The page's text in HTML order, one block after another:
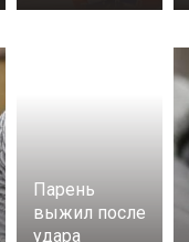
Парень
выжил после
удара